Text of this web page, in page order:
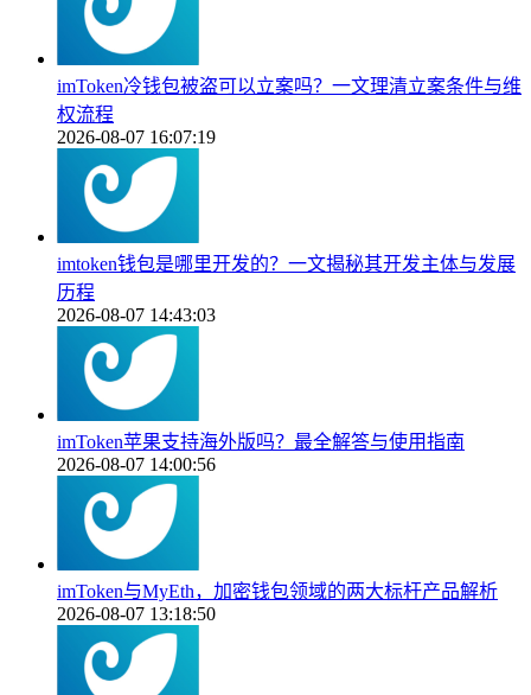
imToken冷钱包被盗可以立案吗？一文理清立案条件与维
权流程
2026-08-07 16:07:19
imtoken钱包是哪里开发的？一文揭秘其开发主体与发展
历程
2026-08-07 14:43:03
imToken苹果支持海外版吗？最全解答与使用指南
2026-08-07 14:00:56
imToken与MyEth，加密钱包领域的两大标杆产品解析
2026-08-07 13:18:50